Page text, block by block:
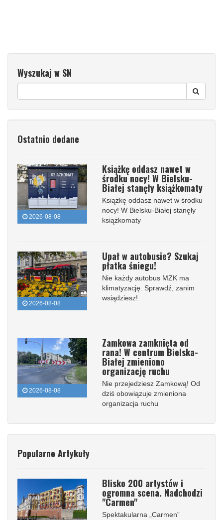
Wyszukaj w SN
Ostatnio dodane
2026-08-08
Książkę oddasz nawet w
środku nocy! W Bielsku-
Białej stanęły książkomaty
Książkę oddasz nawet w środku
nocy! W Bielsku-Białej stanęły
książkomaty
2026-08-08
Upał w autobusie? Szukaj
płatka śniegu!
Nie każdy autobus MZK ma
klimatyzację. Sprawdź, zanim
wsiądziesz!
2026-08-08
Zamkowa zamknięta od
rana! W centrum Bielska-
Białej zmieniono
organizację ruchu
Nie przejedziesz Zamkową! Od
dziś obowiązuje zmieniona
organizacja ruchu
Popularne Artykuły
Blisko 200 artystów i
ogromna scena. Nadchodzi
"Carmen"
Spektakularna „Carmen”